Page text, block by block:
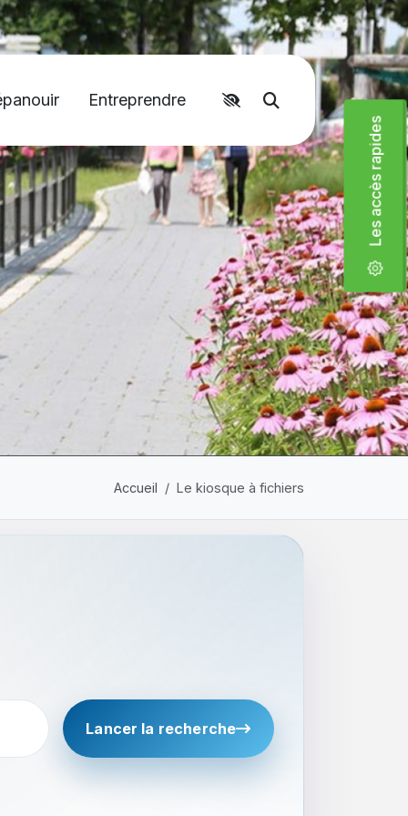
Moteur de
Entreprendre
Accueil Le kiosque à fichiers
Lancer la recherche
Les accès rapides
Accéder aux liens rapides